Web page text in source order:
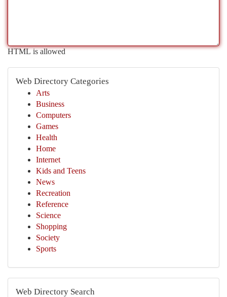
HTML is allowed
Web Directory Categories
Arts
Business
Computers
Games
Health
Home
Internet
Kids and Teens
News
Recreation
Reference
Science
Shopping
Society
Sports
Web Directory Search